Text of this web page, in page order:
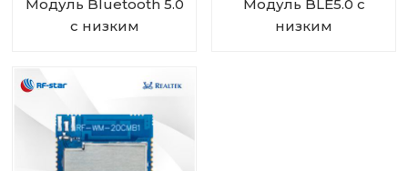
Модуль Bluetooth 5.0
с низким
и скандинавской SoC
nRF52810 RF-BM-
ND04CI
Модуль BLE5.0 с
низким